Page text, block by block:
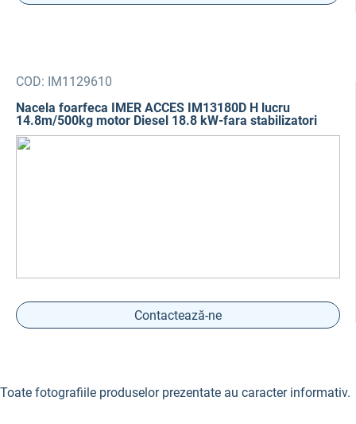
COD: IM1129610
Nacela foarfeca IMER ACCES IM13180D H lucru
14.8m/500kg motor Diesel 18.8 kW-fara stabilizatori
Contactează-ne
Toate fotografiile produselor prezentate au caracter informativ.